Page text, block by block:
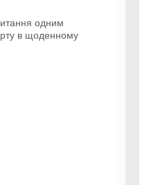
одним
в щоденному